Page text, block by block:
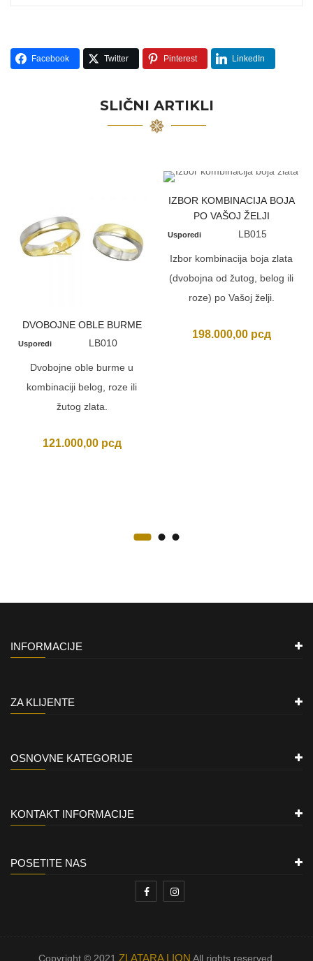
Facebook Twitter Pinterest LinkedIn
SLIČNI ARTIKLI
DVOBOJNE OBLE BURME
Usporedi LB010
Dvobojne oble burme u
kombinaciji belog, roze ili
žutog zlata.
121.000,00 рсд
IZBOR KOMBINACIJA BOJA
PO VAŠOJ ŽELJI
Usporedi LB015
Izbor kombinacija boja zlata
(dvobojna od žutog, belog ili
roze) po Vašoj želji.
198.000,00 рсд
INFORMACIJE
ZA KLIJENTE
OSNOVNE KATEGORIJE
KONTAKT INFORMACIJE
POSETITE NAS
Copyright © 2021 ZLATARA LION All rights reserved.